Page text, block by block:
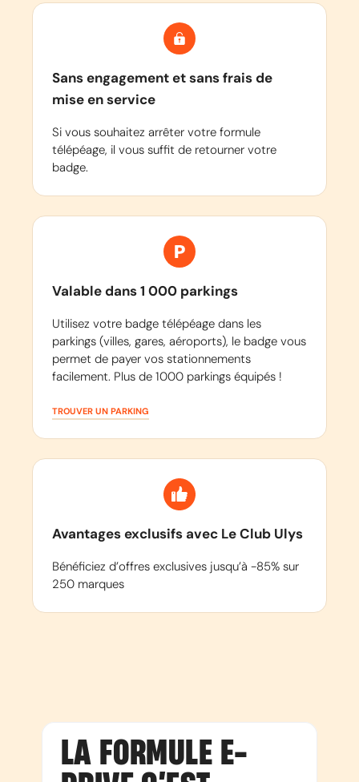
Sans engagement et sans frais de
mise en service
Si vous souhaitez arrêter votre formule
télépéage, il vous suffit de retourner votre
badge.
Valable dans 1 000 parkings
Utilisez votre badge télépéage dans les
parkings (villes, gares, aéroports), le badge vous
permet de payer vos stationnements
facilement. Plus de 1000 parkings équipés !
TROUVER UN PARKING
Avantages exclusifs avec Le Club Ulys
Bénéficiez d’offres exclusives jusqu’à -85% sur
250 marques
LA FORMULE E-